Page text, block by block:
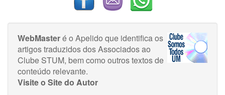
WebMasteré o Apelido que identifica os
artigos traduzidos dos Associados ao
Clube STUM, bem como outros textos de
conteúdo relevante.
Visite o Site do Autor